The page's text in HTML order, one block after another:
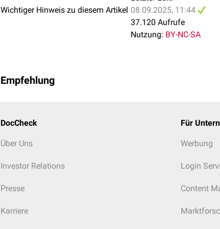
Wichtiger Hinweis zu diesem Artikel 08.09.2025, 11:44
37.120 Aufrufe
Nutzung: BY-NC-SA
Empfehlung
DocCheck
Über Uns
Investor Relations
Presse
Karriere
Für
Werbung
Login
Content